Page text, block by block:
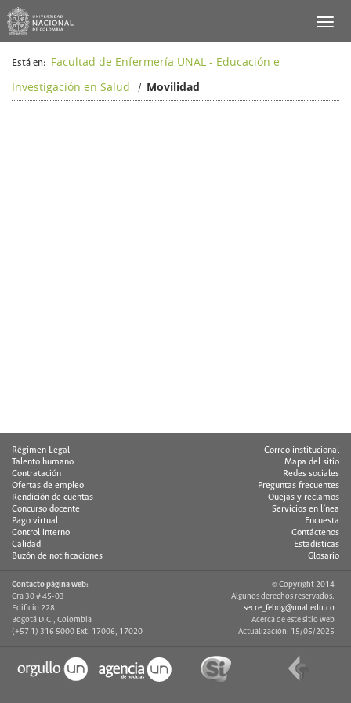
Está en: Facultad de Enfermería UNAL - Educación e
Investigación en Salud
/ Movilidad
Régimen Legal
Talento humano
Contratación
Ofertas de empleo
Rendición de cuentas
Concurso docente
Pago virtual
Control interno
Calidad
Buzón de notificaciones
Correo institucional
Mapa del sitio
Redes sociales
Preguntas frecuentes
Quejas y reclamos
Servicios en línea
Encuesta
Contáctenos
Estadísticas
Glosario
Contacto página web:
Cra 30 # 45-03
Edificio 228
Bogotá D.C., Colombia
(+57 1) 316 5000 Ext. 17006, 17020
© Copyright 2014
Algunos derechos reservados.
secre_febog@unal.edu.co
Acerca de este sitio web
Actualización: 15/05/2025